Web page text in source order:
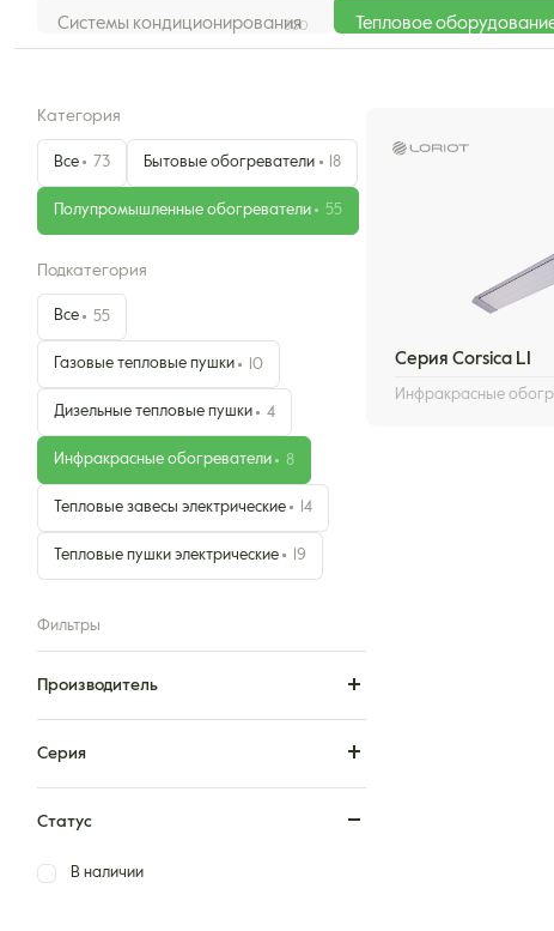
Системы кондиционирования
300 Тепловое
Категория
Все 73 Бытовые обогреватели 18
Полупромышленные обогреватели 55
Подкатегория
Все 55
Газовые тепловые пушки 10
Дизельные тепловые пушки 4
Инфракрасные обогреватели 8
Тепловые завесы электрические 14
Тепловые пушки электрические 19
Фильтры
Производитель
Серия
Статус
В наличии
Серия Corsica LI
Инфракрасные